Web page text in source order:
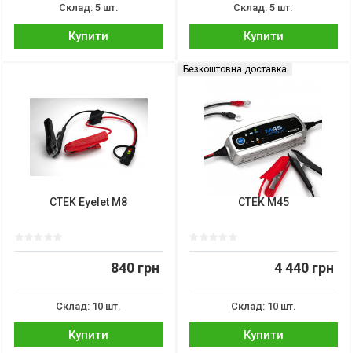
Склад: 5 шт.
Купити
Склад: 5 шт.
Купити
CTEK Eyelet M8
840 грн
Склад: 10 шт.
Купити
Безкоштовна доставка
CTEK M45
4 440 грн
Склад: 10 шт.
Купити